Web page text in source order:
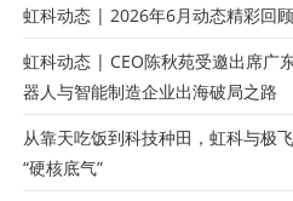
虹科动态 | 2026年6月动态精彩回顾
虹科动态 | CEO陈秋苑受邀出席广
器人与智能制造企业出海破局之路
从靠天吃饭到科技种田，虹科与极
“硬核底气”